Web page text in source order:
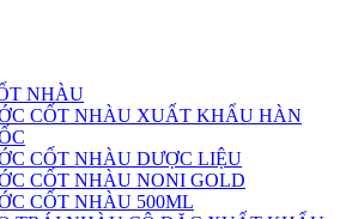
NHÀU
CỐT NHÀU XUẤT KHẨU HÀN
CỐT NHÀU DƯỢC LIỆU
CỐT NHÀU NONI GOLD
CỐT NHÀU 500ML